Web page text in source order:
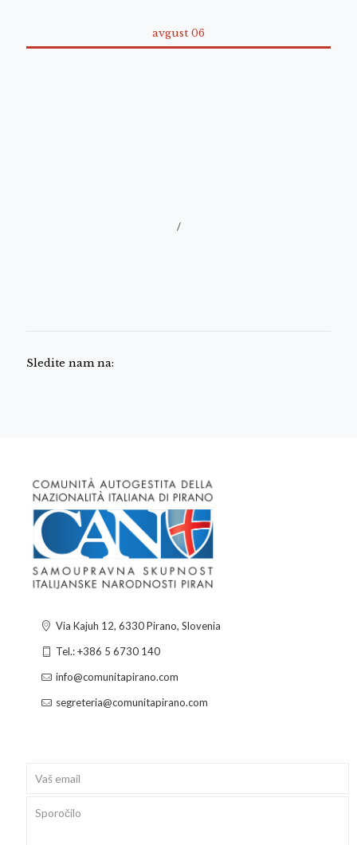
avgust 06
/
Sledite nam na:
Via Kajuh 12, 6330 Pirano, Slovenia
Tel.: +386 5 6730 140
info@comunitapirano.com
segreteria@comunitapirano.com